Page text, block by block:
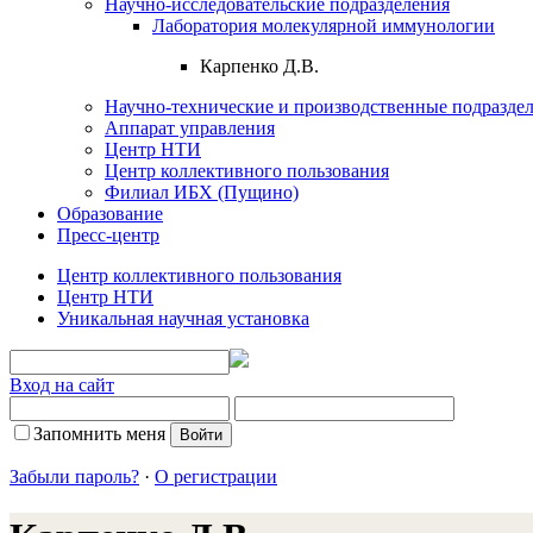
Лаборатория молекулярной иммунологии
Карпенко Д.В.
Научно-технические и производственные
Аппарат управления
Центр НТИ
Центр коллективного пользования
Филиал ИБХ (Пущино)
Образование
Пресс-центр
Центр коллективного пользования
Центр НТИ
Уникальная научная установка
Вход на сайт
Запомнить меня
Забыли пароль? · О регистрации